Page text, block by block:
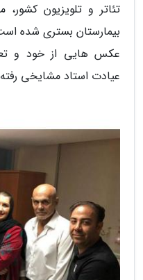
تئاتر و تلویزیون
بیمارستان بستری شده
عکس هایی از خود و
عیادت استاد مشایخی